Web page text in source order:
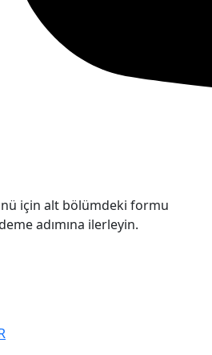
için alt bölümdeki formu
adımına ilerleyin.